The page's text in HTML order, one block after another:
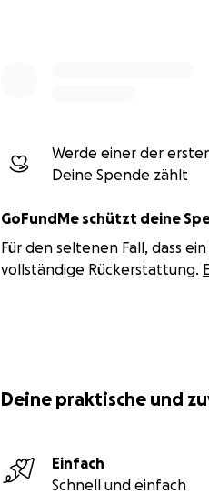
Werde einer der
Deine Spende zählt
GoFundMe schützt deine
Für den seltenen Fall, dass
vollständige Rückerstattung.
Deine praktische und
Einfach
Schnell und einfach